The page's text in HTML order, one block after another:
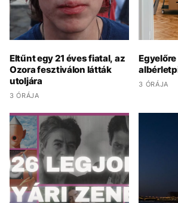
Eltűnt egy 21 éves fiatal, az
Ozora fesztiválon látták
utoljára
3 ÓRÁJA
3 ÓRÁJA